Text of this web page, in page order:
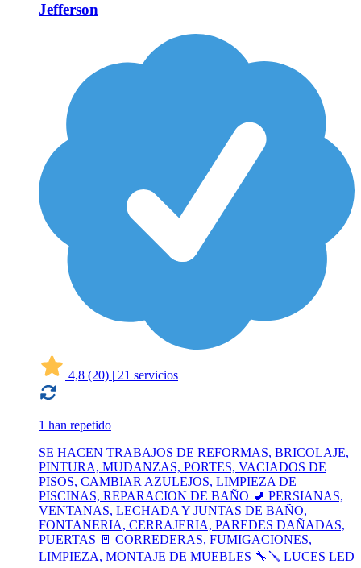
Jefferson
4,8 (20) | 21 servicios
1 han repetido
SE HACEN TRABAJOS DE REFORMAS, BRICOLAJE,
PINTURA, MUDANZAS, PORTES, VACIADOS DE
PISOS, CAMBIAR AZULEJOS, LIMPIEZA DE
PISCINAS, REPARACION DE BAÑO 🚽 PERSIANAS,
VENTANAS, LECHADA Y JUNTAS DE BAÑO,
FONTANERIA, CERRAJERIA, PAREDES DAÑADAS,
PUERTAS 🚪 CORREDERAS, FUMIGACIONES,
LIMPIEZA, MONTAJE DE MUEBLES 🔧🪛 LUCES LED